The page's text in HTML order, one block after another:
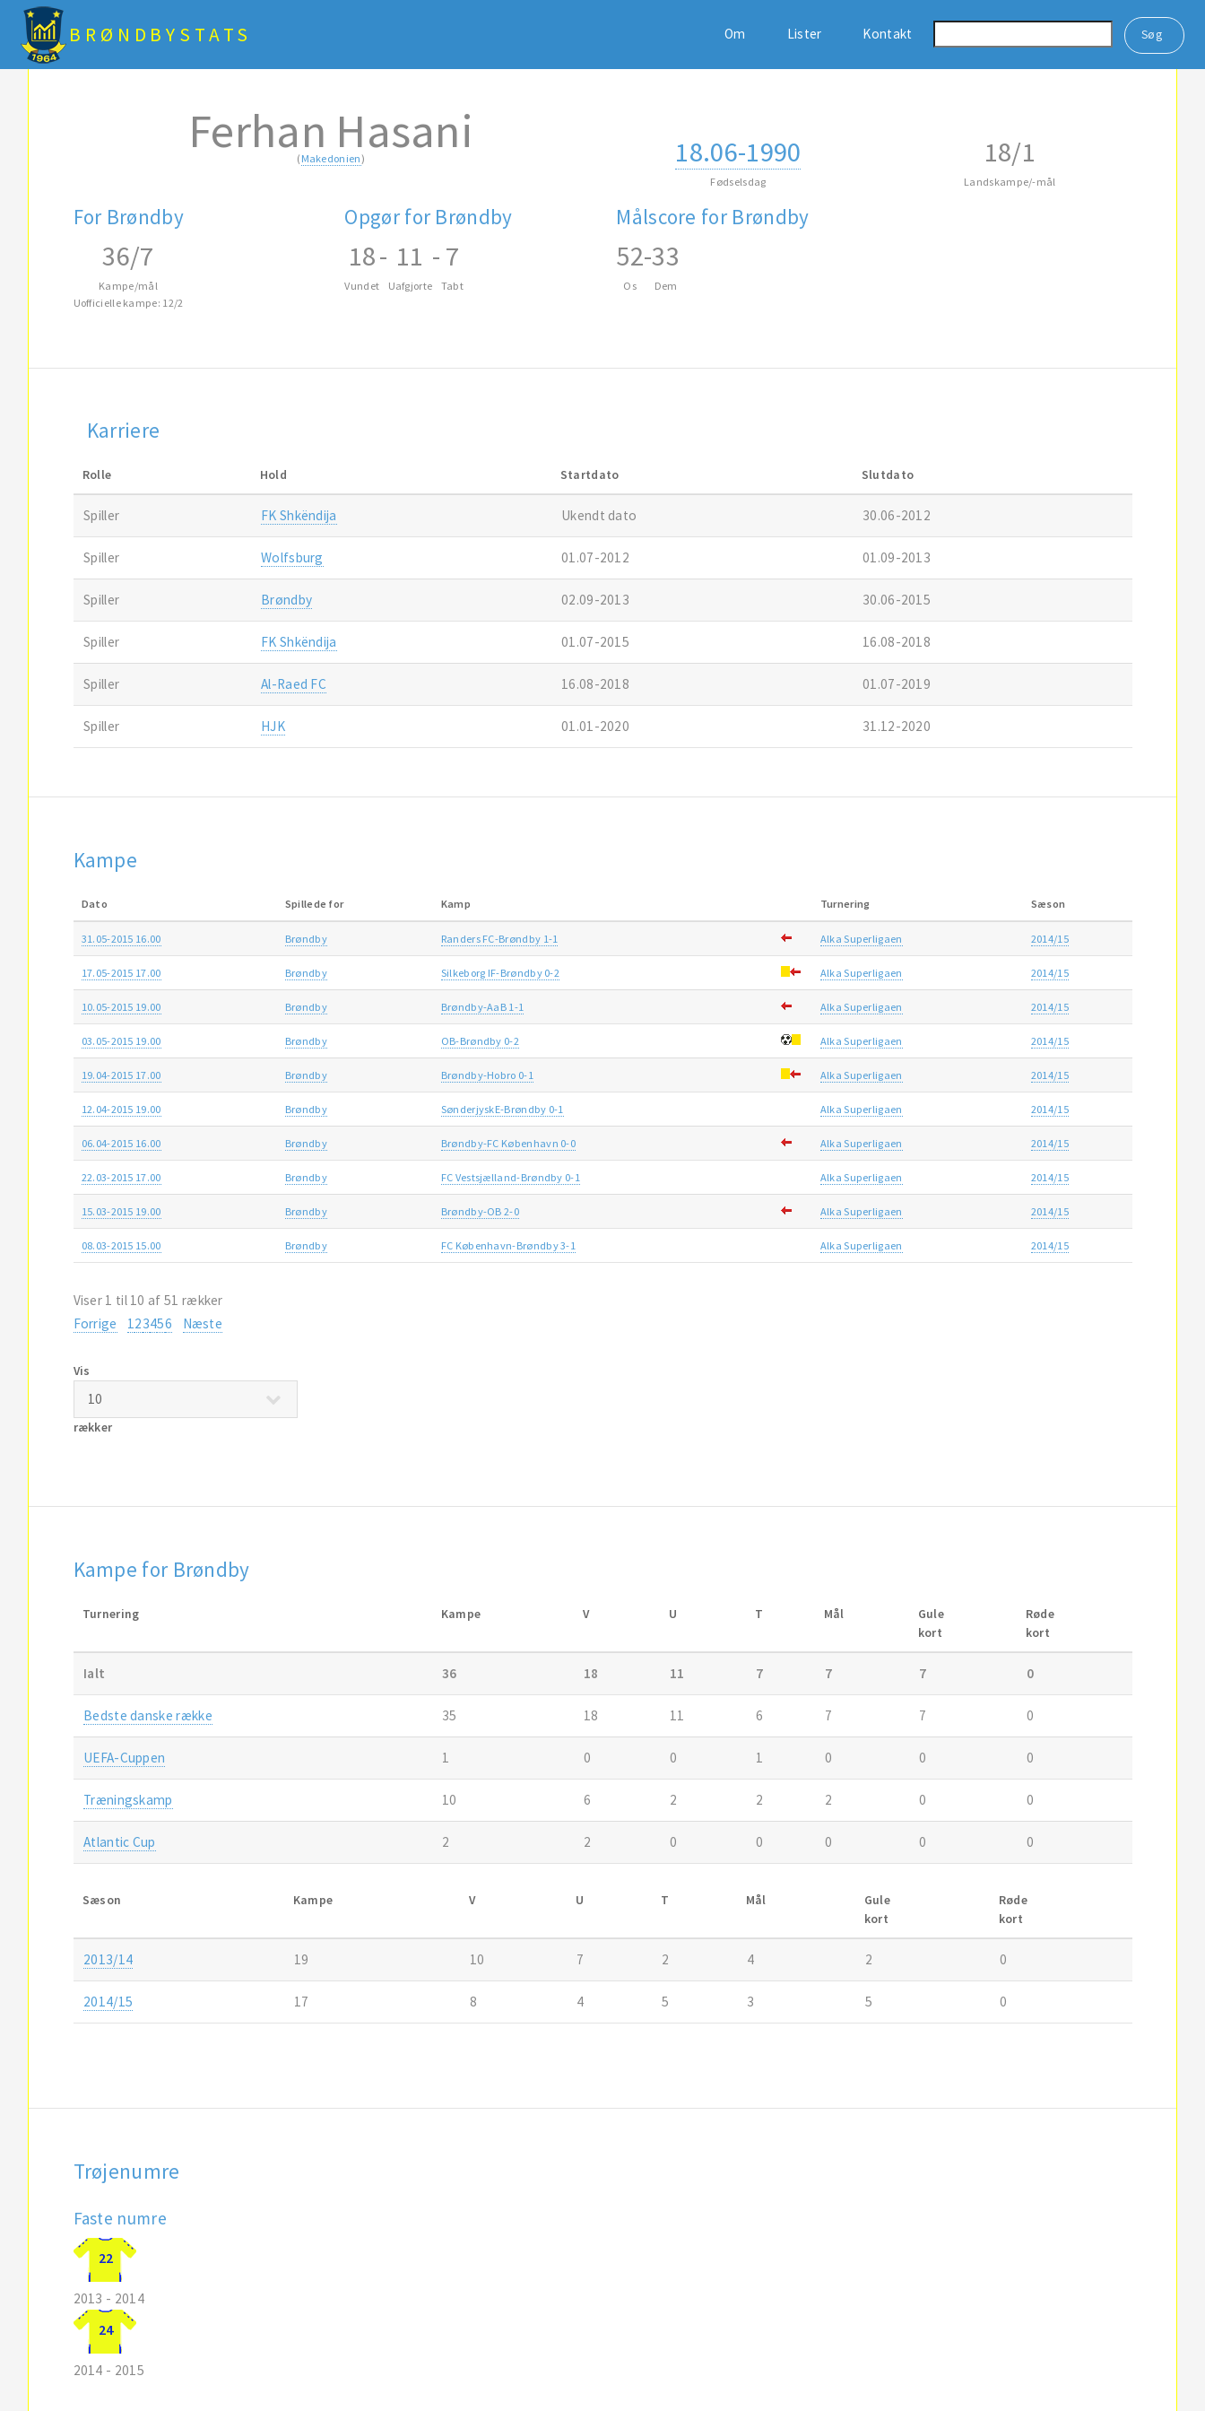
BRØNDBYSTATS Om Lister Kontakt
Ferhan Hasani
( Makedonien) 18.06-1990
Fødselsdag
18/1
Landskampe/-mål
For Brøndby
36/7
Kampe/mål
Uofficielle kampe: 12/2
Opgør for Brøndby
18
Vundet
- 11
Uafgjorte
- 7
Tabt
Målscore for Brøndby
52
Os
-33
Dem
Karriere
Rolle Hold Startdato Slutdato
Spiller FK Shkëndija Ukendt dato 30.06-2012
Spiller Wolfsburg 01.07-2012 01.09-2013
Spiller Brøndby 02.09-2013 30.06-2015
Spiller FK Shkëndija 01.07-2015 16.08-2018
Spiller Al-Raed FC 16.08-2018 01.07-2019
Spiller HJK 01.01-2020 31.12-2020
Kampe
Dato Spillede for Kamp Turnering Sæson
31.05-2015 16.00 Brøndby Randers FC-Brøndby 1-1 Alka Superligaen 2014/15
17.05-2015 17.00 Brøndby Silkeborg IF-Brøndby 0-2 Alka Superligaen 2014/15
10.05-2015 19.00 Brøndby Brøndby-AaB 1-1 Alka Superligaen 2014/15
03.05-2015 19.00 Brøndby OB-Brøndby 0-2 Alka Superligaen 2014/15
19.04-2015 17.00 Brøndby Brøndby-Hobro 0-1 Alka Superligaen 2014/15
12.04-2015 19.00 Brøndby SønderjyskE-Brøndby 0-1 Alka Superligaen 2014/15
06.04-2015 16.00 Brøndby Brøndby-FC København 0-0 Alka Superligaen 2014/15
22.03-2015 17.00 Brøndby FC Vestsjælland-Brøndby 0-1 Alka Superligaen 2014/15
15.03-2015 19.00 Brøndby Brøndby-OB 2-0 Alka Superligaen 2014/15
08.03-2015 15.00 Brøndby FC København-Brøndby 3-1 Alka Superligaen 2014/15
Viser 1 til 10 af 51 rækker
Forrige
1 23456 Næste
Vis
rækker
Kampe for Brøndby
Turnering Kampe V U T Mål
Gule
kort
Røde
kort
Ialt 36 18 11 7 7 7 0
Bedste danske række 35 18 11 6 7 7 0
UEFA-Cuppen 1 0 0 1 0 0 0
Træningskamp 10 6 2 2 2 0 0
Atlantic Cup 2 2 0 0 0 0 0
Sæson Kampe V U T Mål
Gule
kort
Røde
kort
2013/14 19 10 7 2 4 2 0
2014/15 17 8 4 5 3 5 0
Trøjenumre
Faste numre
22
2013 - 2014
24
2014 - 2015